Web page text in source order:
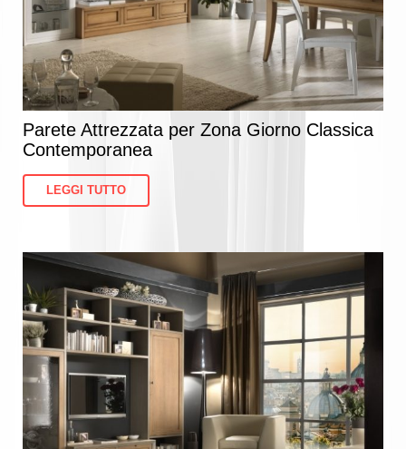
Parete Attrezzata per Zona Giorno Classica
Contemporanea
LEGGI TUTTO